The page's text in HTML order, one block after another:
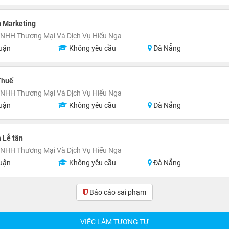
Marketing
Thương Mại Và Dịch Vụ Hiếu Nga
Không yêu cầu Đà Nẵng
Thương Mại Và Dịch Vụ Hiếu Nga
Không yêu cầu Đà Nẵng
Lễ tân
Thương Mại Và Dịch Vụ Hiếu Nga
Không yêu cầu Đà Nẵng
Báo cáo sai phạm(0)
VIỆC LÀM TƯƠNG TỰ